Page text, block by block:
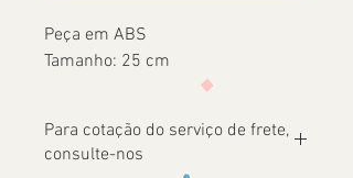
Peça em ABS
Tamanho: 25 cm
Para cotação do serviço de frete,
consulte-nos